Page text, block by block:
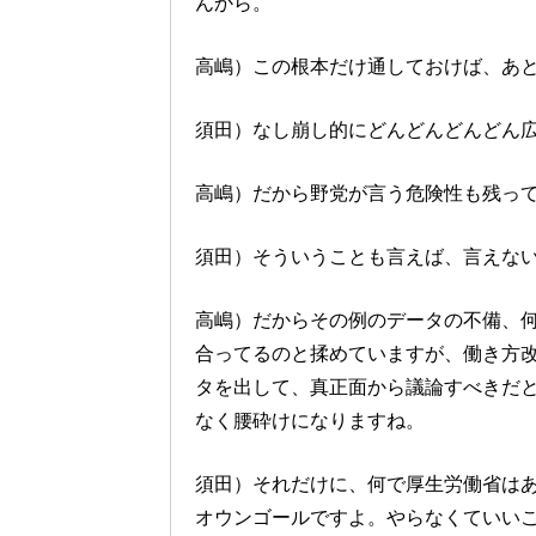
高嶋）この根本だけ通しておけば、
須田）なし崩し的にどんどんどんどん
高嶋）だから野党が言う危険性も残っ
須田）そういうことも言えば、言えな
高嶋）だからその例のデータの不備、
合ってるのと揉めていますが、働き方
タを出して、真正面から議論すべきだ
なく腰砕けになりますね。
須田）それだけに、何で厚生労働省は
オウンゴールですよ。やらなくていい